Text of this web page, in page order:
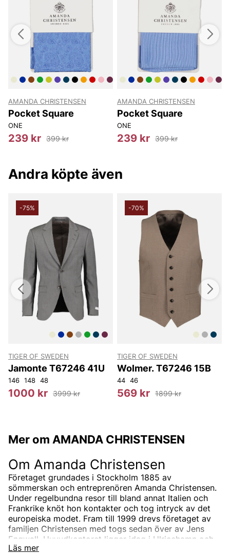
AMANDA CHRISTENSEN
Pocket Square
ONE
239 kr 399 kr
AMANDA CHRISTENSEN
Pocket Square
ONE
239 kr 399 kr
Andra köpte även
-75%
TIGER OF SWEDEN
Jamonte T67246 41U
146 148 48
1000 kr 3999 kr
-70%
TIGER OF SWEDEN
Wolmer. T67246 15B
44 46
569 kr 1899 kr
Mer om AMANDA CHRISTENSEN
Läs mer
Om Amanda Christensen
Företaget grundades i Stockholm 1885 av
sömmerskan och entreprenören Amanda Christensen.
Under regelbundna resor till bland annat Italien och
Frankrike knöt hon kontakter och tog intryck av det
europeiska modet. Fram till 1999 drevs företaget av
familjen Christensen med togs sedan över av Jens
Engwall. Huvudkontoret ligger idag i Ulricehamn och
tillverkningen sker i Italien.